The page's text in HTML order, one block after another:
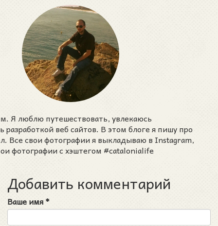
Я люблю путешествовать, увлекаюсь
веб сайтов. В этом блоге я пишу про
Все свои фотографии я выкладываю в Instagram,
фотографии с хэштегом #catalonialife
Добавить комментарий
Ваше имя*